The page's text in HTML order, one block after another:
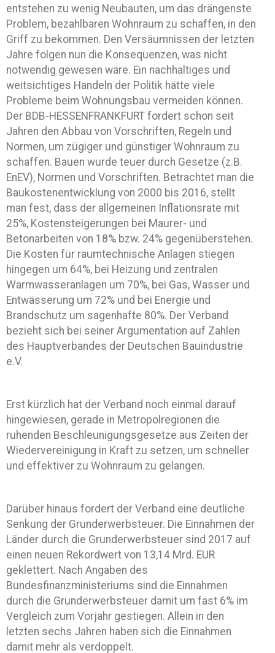
entstehen zu wenig Neubauten, um das drängenste
Problem, bezahlbaren Wohnraum zu schaffen, in den
Griff zu bekommen. Den Versäumnissen der letzten
Jahre folgen nun die Konsequenzen, was nicht
notwendig gewesen wäre. Ein nachhaltiges und
weitsichtiges Handeln der Politik hätte viele
Probleme beim Wohnungsbau vermeiden können.
Der BDB-HESSENFRANKFURT fordert schon seit
Jahren den Abbau von Vorschriften, Regeln und
Normen, um zügiger und günstiger Wohnraum zu
schaffen. Bauen wurde teuer durch Gesetze (z.B.
EnEV), Normen und Vorschriften. Betrachtet man die
Baukostenentwicklung von 2000 bis 2016, stellt
man fest, dass der allgemeinen Inflationsrate mit
25%, Kostensteigerungen bei Maurer- und
Betonarbeiten von 18% bzw. 24% gegenüberstehen.
Die Kosten für raumtechnische Anlagen stiegen
hingegen um 64%, bei Heizung und zentralen
Warmwasseranlagen um 70%, bei Gas, Wasser und
Entwässerung um 72% und bei Energie und
Brandschutz um sagenhafte 80%. Der Verband
bezieht sich bei seiner Argumentation auf Zahlen
des Hauptverbandes der Deutschen Bauindustrie
e.V.
Erst kürzlich hat der Verband noch einmal darauf
hingewiesen, gerade in Metropolregionen die
ruhenden Beschleunigungsgesetze aus Zeiten der
Wiedervereinigung in Kraft zu setzen, um schneller
und effektiver zu Wohnraum zu gelangen.
Darüber hinaus fordert der Verband eine deutliche
Senkung der Grunderwerbsteuer. Die Einnahmen der
Länder durch die Grunderwerbsteuer sind 2017 auf
einen neuen Rekordwert von 13,14 Mrd. EUR
geklettert. Nach Angaben des
Bundesfinanzministeriums sind die Einnahmen
durch die Grunderwerbsteuer damit um fast 6% im
Vergleich zum Vorjahr gestiegen. Allein in den
letzten sechs Jahren haben sich die Einnahmen
damit mehr als verdoppelt.